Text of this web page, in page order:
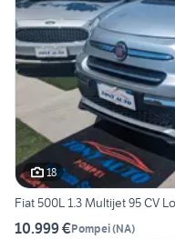
18
Fiat 500L 1.3 Multijet 95 CV
10.999 €Pompei(NA)